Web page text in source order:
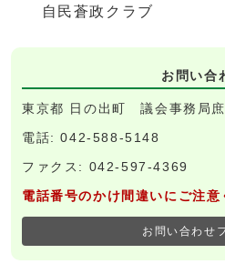
自民蒼政クラブ
お問い合
東京都 日の出町 議会事務局
電話: 042-588-5148
ファクス: 042-597-4369
電話番号のかけ間違いにご注意
お問い合わせ